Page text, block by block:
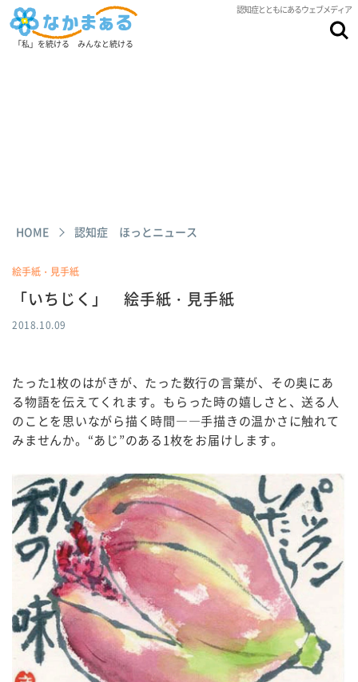
認知症とともにあるウェブメディア
「私」を続ける みんなと続ける
HOME 認知症 ほっとニュース
絵手紙・見手紙
「いちじく」 絵手紙・見手紙
2018.10.09
たった1枚のはがきが、たった数行の言葉が、その奥にあ
る物語を伝えてくれます。もらった時の嬉しさと、送る人
のことを思いながら描く時間――手描きの温かさに触れて
みませんか。“あじ”のある1枚をお届けします。